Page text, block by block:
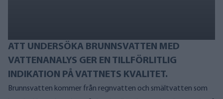
ATT UNDERSÖKA BRUNNSVATTEN MED
VATTENANALYS GER EN TILLFÖRLITLIG
INDIKATION PÅ VATTNETS KVALITET.
Brunnsvatten kommer från regnvatten och smältvatten som